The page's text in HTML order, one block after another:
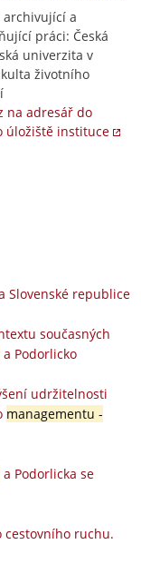
a
práci: Česká
univerzita v
životního
na adresář do
úložiště instituce
Slovenské republice
současných
a Podorlicko
udržitelnosti
managementu -
a Podorlicka se
ruchu.